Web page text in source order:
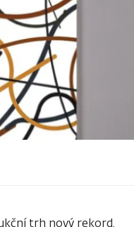
trh nový rekord,